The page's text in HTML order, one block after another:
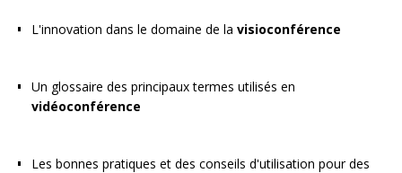
L'innovation dans le domaine de la visioconférence
Un glossaire des principaux termes utilisés en
vidéoconférence
Les bonnes pratiques et des conseils d'utilisation pour des